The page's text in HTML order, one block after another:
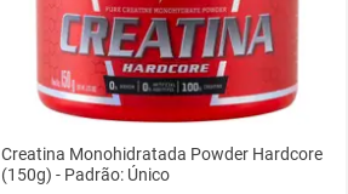
Creatina Monohidratada Powder Hardcore
(150g) - Padrão: Único